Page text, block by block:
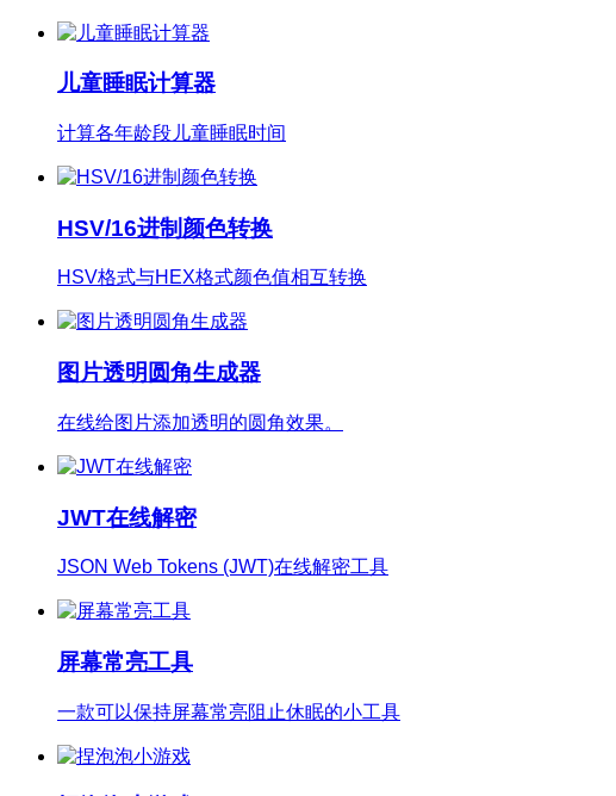
儿童睡眠计算器
计算各年龄段儿童睡眠时间
HSV/16进制颜色转换
HSV格式与HEX格式颜色值相互转换
图片透明圆角生成器
在线给图片添加透明的圆角效果。
JWT在线解密
JSON Web Tokens (JWT)在线解密工具
屏幕常亮工具
一款可以保持屏幕常亮阻止休眠的小工具